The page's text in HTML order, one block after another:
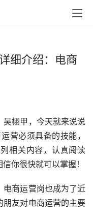
细介绍：电商
吴栩甲，今天就来说说
营必须具备的技能，
相关内容，认真阅读
你很快就可以掌握！
电商运营岗也成为了近
朋友对电商运营的主要